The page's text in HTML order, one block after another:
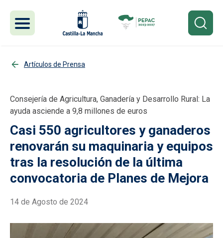
Artículos de Prensa
Consejería de Agricultura, Ganadería y Desarrollo Rural: La
ayuda asciende a 9,8 millones de euros
Casi 550 agricultores y ganaderos
renovarán su maquinaria y equipos
tras la resolución de la última
convocatoria de Planes de Mejora
14 de Agosto de 2024